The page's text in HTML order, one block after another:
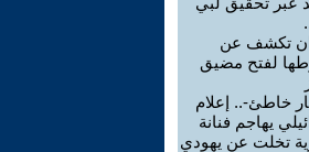
تكشف عن
لفتح مضيق
خاطئ-.. إعلام
يهاجم فنانة
تخلت عن يهودي